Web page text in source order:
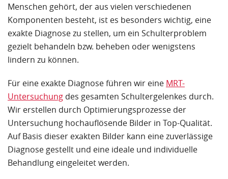
Menschen gehört, der aus vielen verschiedenen
Komponenten besteht, ist es besonders wichtig, eine
exakte Diagnose zu stellen, um ein Schulterproblem
gezielt behandeln bzw. beheben oder wenigstens
lindern zu können.
Für eine exakte Diagnose führen wir eine MRT-
Untersuchung des gesamten Schultergelenkes durch.
Wir erstellen durch Optimierungsprozesse der
Untersuchung hochauflösende Bilder in Top-Qualität.
Auf Basis dieser exakten Bilder kann eine zuverlässige
Diagnose gestellt und eine ideale und individuelle
Behandlung eingeleitet werden.